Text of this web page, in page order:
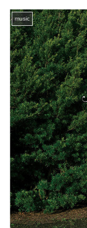
music